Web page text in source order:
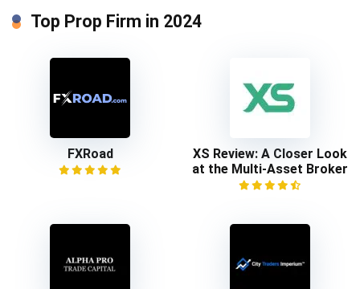
Top Prop Firm in 2024
FXRoad
XS Review: A Closer Look
at the Multi-Asset Broker